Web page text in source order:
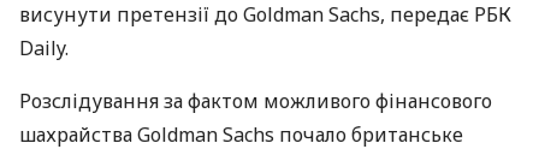
висунути претензії до Goldman Sachs, передає РБК
Daily.
Розслідування за фактом можливого фінансового
шахрайства Goldman Sachs почало британське